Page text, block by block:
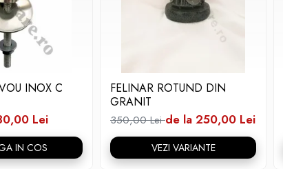
INOX C
Lei
IN COS
FELINAR ROTUND DIN
GRANIT
350,00 Leide la 250,00 Lei
VEZI VARIANTE